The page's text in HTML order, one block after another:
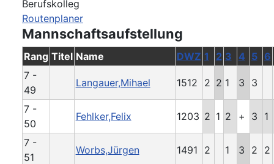
Berufskolleg
Routenplaner
Mannschaftsaufstellung
Rang Titel Name DWZ 1 2 3 4 5 6
7 -
49
Langauer,Mihael 1512 2 2 1 3 3
7 -
50
Fehlker,Felix 1203 2 1 2 + 3 1
7 -
51
Worbs,Jürgen 1491 2 1 3 2 2